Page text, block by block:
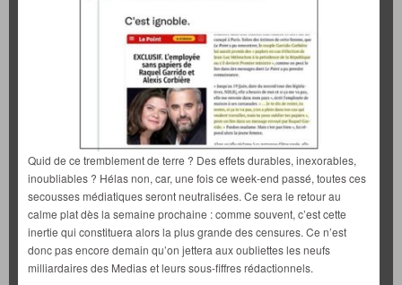
Quid de ce tremblement de terre ? Des effets durables, inexorables,
inoubliables ? Hélas non, car, une fois ce week-end passé, toutes ces
secousses médiatiques seront neutralisées. Ce sera le retour au
calme plat dès la semaine prochaine : comme souvent, c’est cette
inertie qui constituera alors la plus grande des censures. Ce n’est
donc pas encore demain qu’on jettera aux oubliettes les neufs
milliardaires des Medias et leurs sous-fiffres rédactionnels.